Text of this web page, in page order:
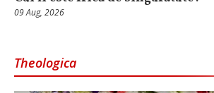
09 Aug, 2026
Theologica